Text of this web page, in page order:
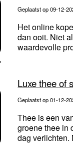
Geplaatst op 09-12-
Het online
dan ooit. Niet
waardevolle
Luxe thee of
Geplaatst op 01-12-
Thee is een
groene thee in
dag verlichten.